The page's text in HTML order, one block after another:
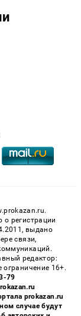
о регистрации
выдано
связи,
редактор:
16+.
79
prokazan.ru
случае будут